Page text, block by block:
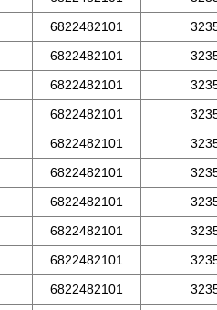
6822482101
6822482101
6822482101
6822482101
6822482101
6822482101
6822482101
6822482101
6822482101
6822482101